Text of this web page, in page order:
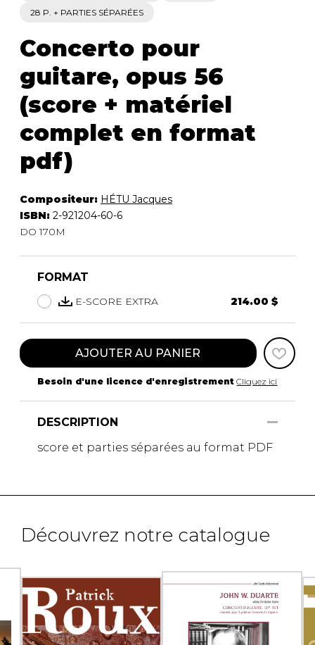
28 P. + PARTIES SÉPARÉES
Concerto pour
guitare, opus 56
(score + matériel
complet en format
pdf)
Compositeur: HÉTU Jacques
ISBN: 2-921204-60-6
DO 170M
FORMAT
E-SCORE EXTRA 214.00 $
AJOUTER AU PANIER
Besoin d'une licence d'enregistrement Cliquez ici
DESCRIPTION
score et parties séparées au format PDF
Découvrez notre catalogue